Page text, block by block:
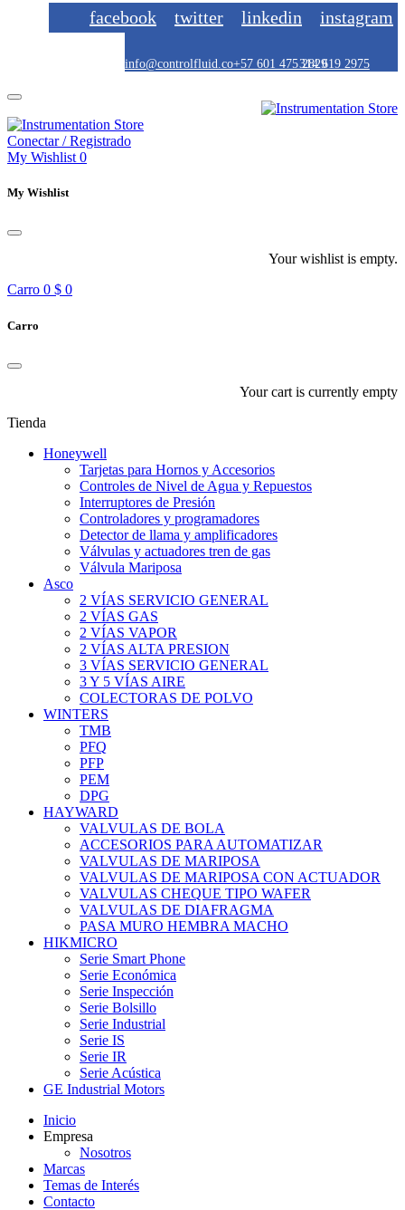
facebook twitter linkedin instagram
info@controlfluid.co+57 601 475 2829314 619 2975
Conectar / Registrado
My Wishlist 0
My Wishlist
Your wishlist is empty.
Carro 0 $ 0
Carro
Your cart is currently empty
Tienda
Honeywell
Tarjetas para Hornos y Accesorios
Controles de Nivel de Agua y Repuestos
Interruptores de Presión
Controladores y programadores
Detector de llama y amplificadores
Válvulas y actuadores tren de gas
Válvula Mariposa
Asco
2 VÍAS SERVICIO GENERAL
2 VÍAS GAS
2 VÍAS VAPOR
2 VÍAS ALTA PRESION
3 VÍAS SERVICIO GENERAL
3 Y 5 VÍAS AIRE
COLECTORAS DE POLVO
WINTERS
TMB
PFQ
PFP
PEM
DPG
HAYWARD
VALVULAS DE BOLA
ACCESORIOS PARA AUTOMATIZAR
VALVULAS DE MARIPOSA
VALVULAS DE MARIPOSA CON ACTUADOR
VALVULAS CHEQUE TIPO WAFER
VALVULAS DE DIAFRAGMA
PASA MURO HEMBRA MACHO
HIKMICRO
Serie Smart Phone
Serie Económica
Serie Inspección
Serie Bolsillo
Serie Industrial
Serie IS
Serie IR
Serie Acústica
GE Industrial Motors
Inicio
Empresa
Nosotros
Marcas
Temas de Interés
Contacto